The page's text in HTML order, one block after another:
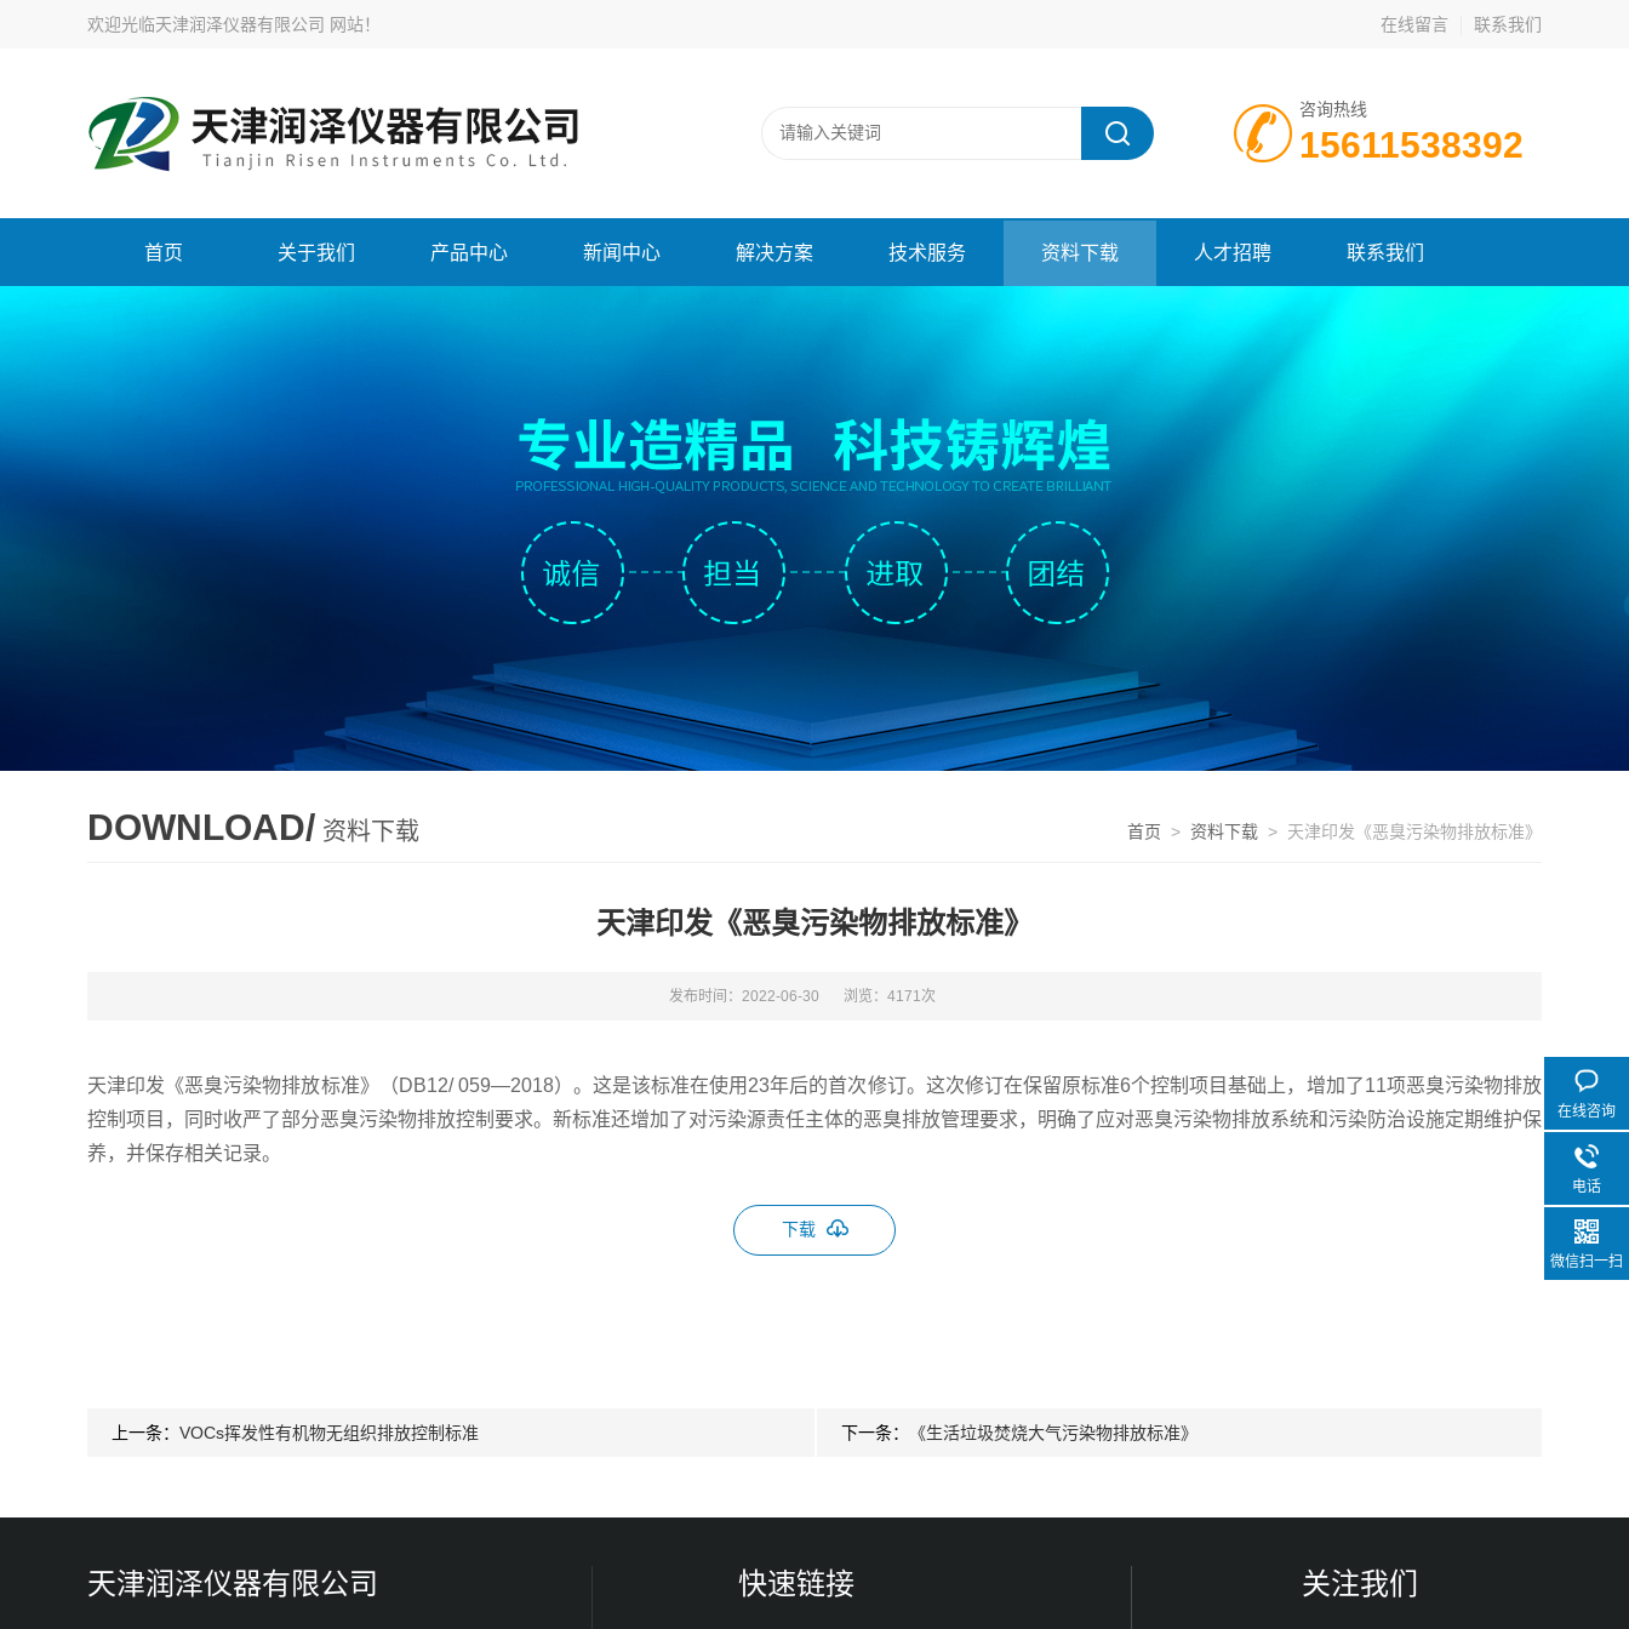
欢迎光临天津润泽仪器有限公司 网站！ 在线留言 联系我们
咨询热线
15611538392
首页 关于我们 产品中心 新闻中心 解决方案 技术服务 资料下载 人才招聘 联系我们
DOWNLOAD/ 资料下载 首页 > 资料下载 > 天津印发《恶臭污染物排放标准》
天津印发《恶臭污染物排放标准》
发布时间：2022-06-30 浏览：4171次
天津印发《恶臭污染物排放标准》（DB12/ 059—2018）。这是该标准在使⽤23年后的⾸次修订。这次修订在保留原标准6个控制项⽬基础上，增加了11项恶臭污染物排放
控制项⽬，同时收严了部分恶臭污染物排放控制要求。新标准还增加了对污染源责任主体的恶臭排放管理要求，明确了应对恶臭污染物排放系统和污染防治设施定期维护保
养，并保存相关记录。
下载
上一条： VOCs挥发性有机物无组织排放控制标准 下一条： 《生活垃圾焚烧大气污染物排放标准》
天津润泽仪器有限公司 快速链接 关注我们
在线咨询
电话
微信扫一扫